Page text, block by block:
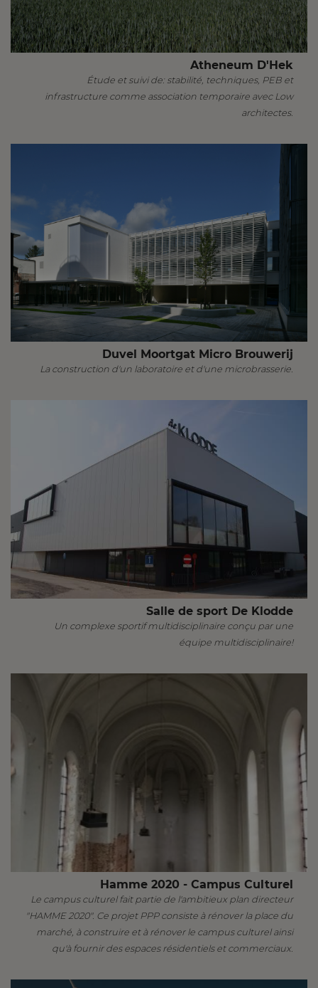
Atheneum D'Hek
Étude et suivi de: stabilité, techniques, PEB et
infrastructure comme association temporaire avec Low
architectes.
Duvel Moortgat Micro Brouwerij
La construction d'un laboratoire et d'une microbrasserie.
Salle de sport De Klodde
Un complexe sportif multidisciplinaire conçu par une
équipe multidisciplinaire!
Hamme 2020 - Campus Culturel
Le campus culturel fait partie de l'ambitieux plan directeur
"HAMME 2020". Ce projet PPP consiste à rénover la place du
marché, à construire et à rénover le campus culturel ainsi
qu'à fournir des espaces résidentiels et commerciaux.